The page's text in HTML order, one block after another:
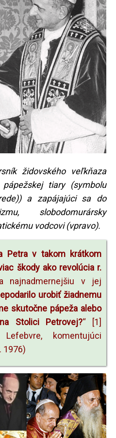
židovského veľkňaza
tiary (symbolu
a zapájajúci sa do
slobodomurársky
vodcovi (vpravo).
Petra v takom krátkom
škody ako revolúcia r.
najnadmernejšiu v jej
urobiť žiadnemu
skutočne pápeža alebo
Stolici Petrovej?“ [1]
komentujúci
1976)